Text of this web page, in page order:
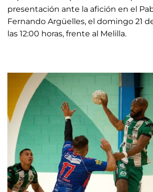
presentación ante la afición en el
Fernando Argüelles, el domingo 21
las 12:00 horas, frente al Melilla.